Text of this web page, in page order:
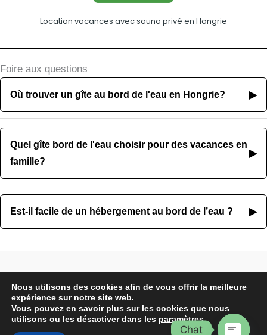
Location vacances avec sauna privé en Hongrie
Foire aux questions
Où trouver un gîte au bord de l'eau en Hongrie? ▶
Quel gîte bord de l'eau choisir pour des vacances en
famille?
▶
Est-il facile de un hébergement au bord de l’eau ? ▶
Politique de confidentialité
Conditions générales et règlement
intérieur
Nous utilisons des cookies afin de vous offrir la meilleure
expérience sur notre site web.
Vous pouvez en savoir plus sur les cookies que nous
utilisons ou les désactiver dans les paramètres.
Chat